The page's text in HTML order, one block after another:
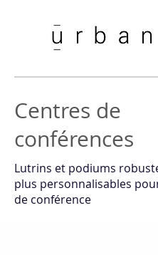
Centres de
conférences
Lutrins et podiums
plus personnalisables
de conférence